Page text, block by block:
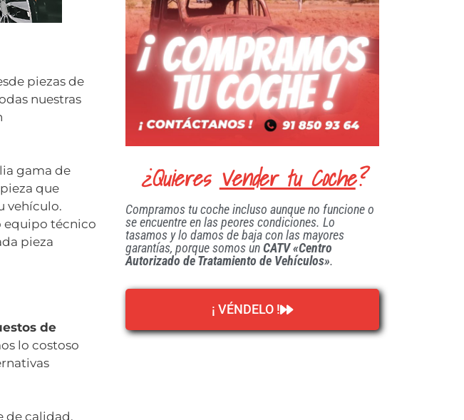
piezas de
nuestras
gama de
que
vehículo.
equipo técnico
pieza
de
lo costoso
de calidad,
¿QuieresVender tu Coche?
Compramos tu coche incluso aunque no funcione o
se encuentre en las peores condiciones. Lo
tasamos y lo damos de baja con las mayores
garantías, porque somos unCATV «Centro
Autorizado de Tratamiento de Vehículos».
¡ VÉNDELO !